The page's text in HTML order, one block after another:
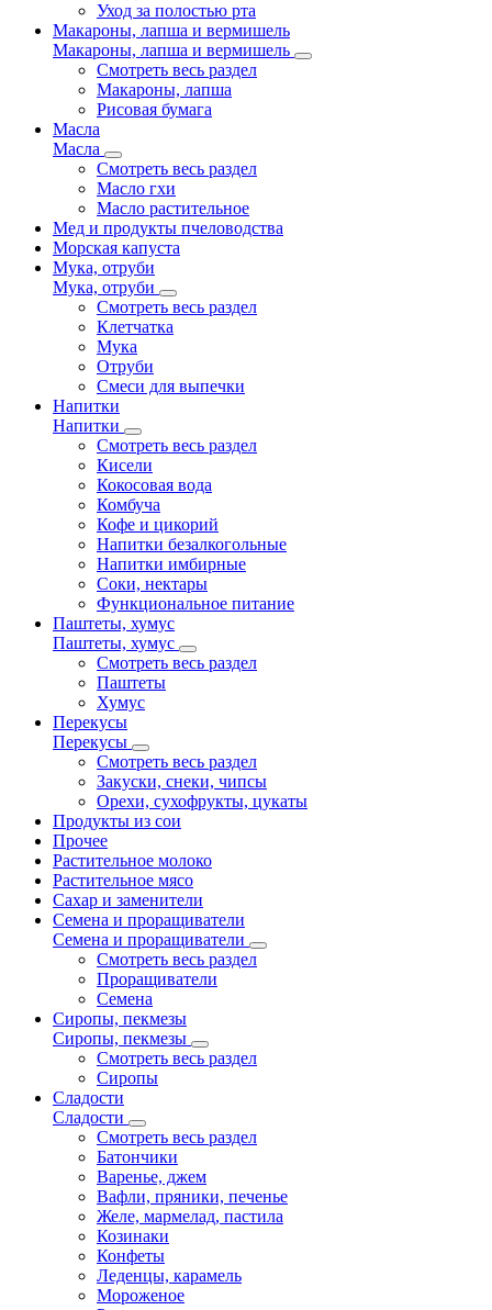
Уход за полостью рта
Макароны, лапша и вермишель
Макароны, лапша и вермишель
Смотреть весь раздел
Макароны, лапша
Рисовая бумага
Масла
Масла
Смотреть весь раздел
Масло гхи
Масло растительное
Мед и продукты пчеловодства
Морская капуста
Мука, отруби
Мука, отруби
Смотреть весь раздел
Клетчатка
Мука
Отруби
Смеси для выпечки
Напитки
Напитки
Смотреть весь раздел
Кисели
Кокосовая вода
Комбуча
Кофе и цикорий
Напитки безалкогольные
Напитки имбирные
Соки, нектары
Функциональное питание
Паштеты, хумус
Паштеты, хумус
Смотреть весь раздел
Паштеты
Хумус
Перекусы
Перекусы
Смотреть весь раздел
Закуски, снеки, чипсы
Орехи, сухофрукты, цукаты
Продукты из сои
Прочее
Растительное молоко
Растительное мясо
Сахар и заменители
Семена и проращиватели
Семена и проращиватели
Смотреть весь раздел
Проращиватели
Семена
Сиропы, пекмезы
Сиропы, пекмезы
Смотреть весь раздел
Сиропы
Сладости
Сладости
Смотреть весь раздел
Батончики
Варенье, джем
Вафли, пряники, печенье
Желе, мармелад, пастила
Козинаки
Конфеты
Леденцы, карамель
Мороженое